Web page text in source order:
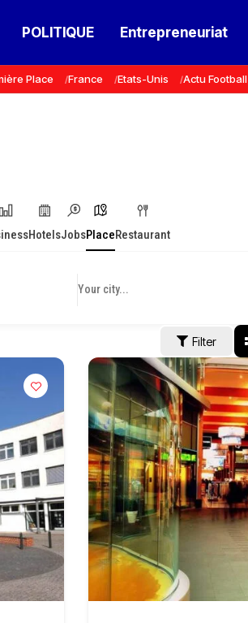
POLITIQUE Entrepreneuriat
Place France Etats-Unis Actu Football
HotelsJobsPlaceRestaurant
Filter